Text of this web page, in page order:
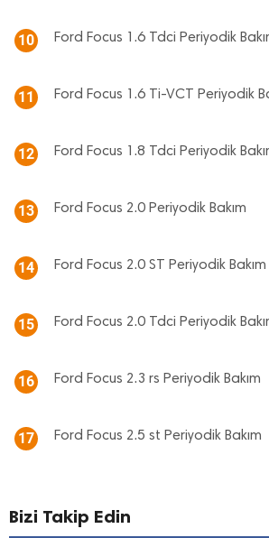
10 Ford Focus 1.6 Tdci Periyodik
11 Ford Focus 1.6 Ti-VCT Periyodik
12 Ford Focus 1.8 Tdci Periyodik
13 Ford Focus 2.0 Periyodik Bakım
14 Ford Focus 2.0 ST Periyodik Bakım
15 Ford Focus 2.0 Tdci Periyodik
16 Ford Focus 2.3 rs Periyodik Bakım
17 Ford Focus 2.5 st Periyodik Bakım
Bizi Takip Edin